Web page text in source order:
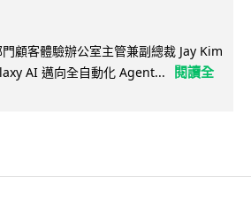
顧客體驗辦公室主管兼副總裁 Jay Kim
AI 邁向全自動化 Agent...
閱讀全